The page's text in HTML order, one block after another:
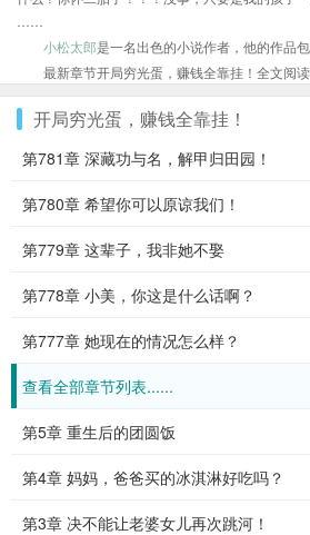
小松太郎是一名出色的小说作者，他的作品
最新章节开局穷光蛋，赚钱全靠挂！全文阅
开局穷光蛋，赚钱全靠挂！
第781章 深藏功与名，解甲归田园！
第780章 希望你可以原谅我们！
第779章 这辈子，我非她不娶
第778章 小美，你这是什么话啊？
第777章 她现在的情况怎么样？
查看全部章节列表......
第5章 重生后的团圆饭
第4章 妈妈，爸爸买的冰淇淋好吃吗？
第3章 决不能让老婆女儿再次跳河！